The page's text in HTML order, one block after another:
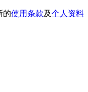
的使用条款及个人资料